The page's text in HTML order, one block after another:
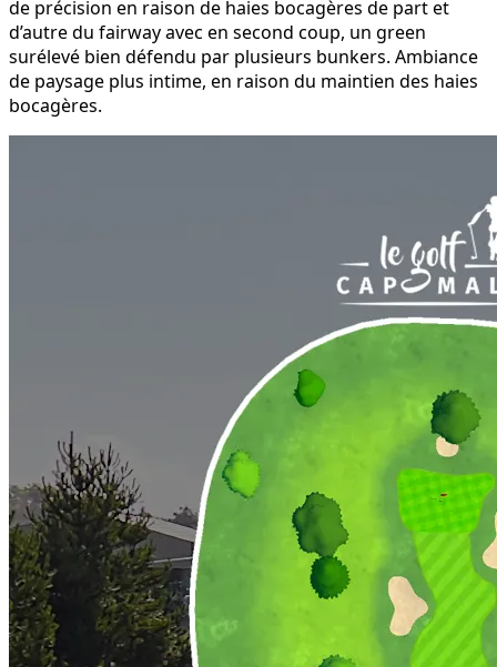
de précision en raison de haies bocagères de part et
d’autre du fairway avec en second coup, un green
surélevé bien défendu par plusieurs bunkers. Ambiance
de paysage plus intime, en raison du maintien des haies
bocagères.